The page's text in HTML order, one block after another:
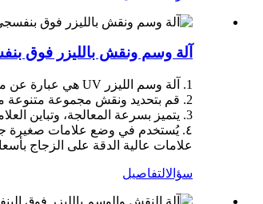
آلة وسم ونقش بالليزر فوق
1. آلة وسم الليزر UV هي عبارة عن معدات معالجة غير تلامسية عالية الدقة.
2. قم بتحديد ونقش مجموعة متنوعة من المواد بدقة باستخدام ليزر الأشعة فوق البنفسجية.
3. يتميز بسرعة المعالجة، وتباين العلامة العالي، والحماية البيئية وتوفير الطاقة، والتكامل السهل.
٤. يُستخدم في وضع علامات صغيرة
علامات عالية الدقة على الزجاج
سؤالالتفاصيل